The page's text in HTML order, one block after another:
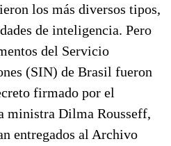
los más diversos tipos,
de inteligencia. Pero
del Servicio
(SIN) de Brasil fueron
firmado por el
ministra Dilma Rousseff,
entregados al Archivo